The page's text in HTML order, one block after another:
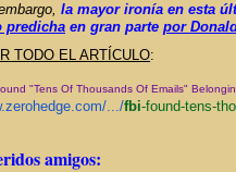
la mayor ironía en esta
predicha en gran parte por
TODO EL ARTÍCULO:
"Tens Of Thousands Of Emails"
.../fbi-found-tens-
amigos: